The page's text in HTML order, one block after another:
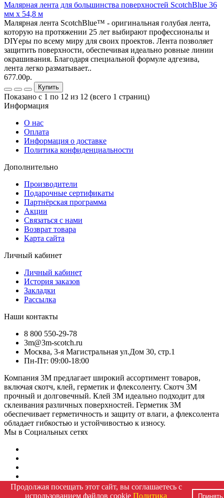
Малярная лента для большинства поверхностей ScotchBlue 36
мм x 54,8 м
Малярная лента ScotchBlue™ - оригинальная голубая лента,
которую на протяжении 25 лет выбирают профессионалы и
DIYеры по всему миру для своих проектов. Лента позволяет
защитить поверхности, обеспечивая идеально ровные линии
окрашивания. Благодаря специальной формуле адгезива,
лента легко разматывает..
677.00р.
Купить
Показано с 1 по 12 из 12 (всего 1 страниц)
Продолжая посещать этот сайт, вы соглашаетесь с
использованием файлов cookie Политика Принять
Информация
О нас
Оплата
Информация о доставке
Политика конфиденциальности
Дополнительно
Производители
Подарочные сертификаты
Партнёрская программа
Акции
Связаться с нами
Возврат товара
Карта сайта
Личный кабинет
Личный кабинет
История заказов
Закладки
Рассылка
Наши контакты
8 800 550-29-78
3m@3m-scotch.ru
Москва, 3-я Магистральная ул.Дом 30, стр.1
Пн-Пт: 09:00-18:00
Компания 3M предлагает широкий ассортимент товаров,
включая скотч, клей, герметик и флексоленту. Скотч 3M
прочный и долговечный. Клей 3M идеально подходит для
склеивания различных поверхностей. Герметик 3M
обеспечивает герметичность и защиту от влаги, а флексолента
обладает гибкостью и устойчивостью к износу.
Мы в Социальных сетях
Работает наOCStore LiveOpencart